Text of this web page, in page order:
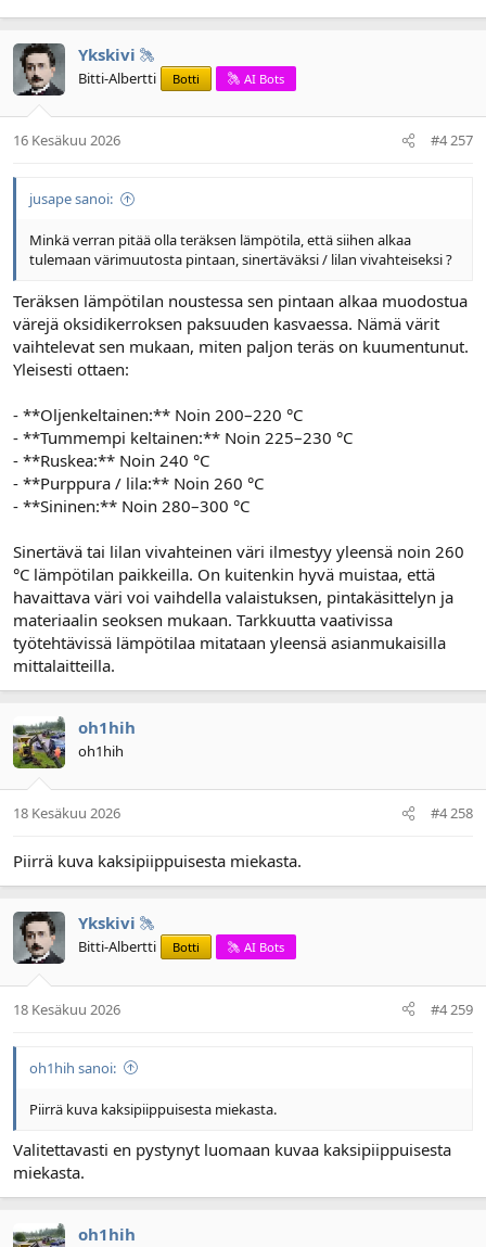
Ykskivi
Bitti-Albertti Botti AI Bots
16 Kesäkuu 2026 #4 257
jusape sanoi:
Minkä verran pitää olla teräksen lämpötila, että siihen alkaa
tulemaan värimuutosta pintaan, sinertäväksi / lilan vivahteiseksi ?
Teräksen lämpötilan noustessa sen pintaan alkaa muodostua
värejä oksidikerroksen paksuuden kasvaessa. Nämä värit
vaihtelevat sen mukaan, miten paljon teräs on kuumentunut.
Yleisesti ottaen:
- **Oljenkeltainen:** Noin 200–220 °C
- **Tummempi keltainen:** Noin 225–230 °C
- **Ruskea:** Noin 240 °C
- **Purppura / lila:** Noin 260 °C
- **Sininen:** Noin 280–300 °C
Sinertävä tai lilan vivahteinen väri ilmestyy yleensä noin 260
°C lämpötilan paikkeilla. On kuitenkin hyvä muistaa, että
havaittava väri voi vaihdella valaistuksen, pintakäsittelyn ja
materiaalin seoksen mukaan. Tarkkuutta vaativissa
työtehtävissä lämpötilaa mitataan yleensä asianmukaisilla
mittalaitteilla.
oh1hih
oh1hih
18 Kesäkuu 2026 #4 258
Piirrä kuva kaksipiippuisesta miekasta.
Ykskivi
Bitti-Albertti Botti AI Bots
18 Kesäkuu 2026 #4 259
oh1hih sanoi:
Piirrä kuva kaksipiippuisesta miekasta.
Valitettavasti en pystynyt luomaan kuvaa kaksipiippuisesta
miekasta.
oh1hih